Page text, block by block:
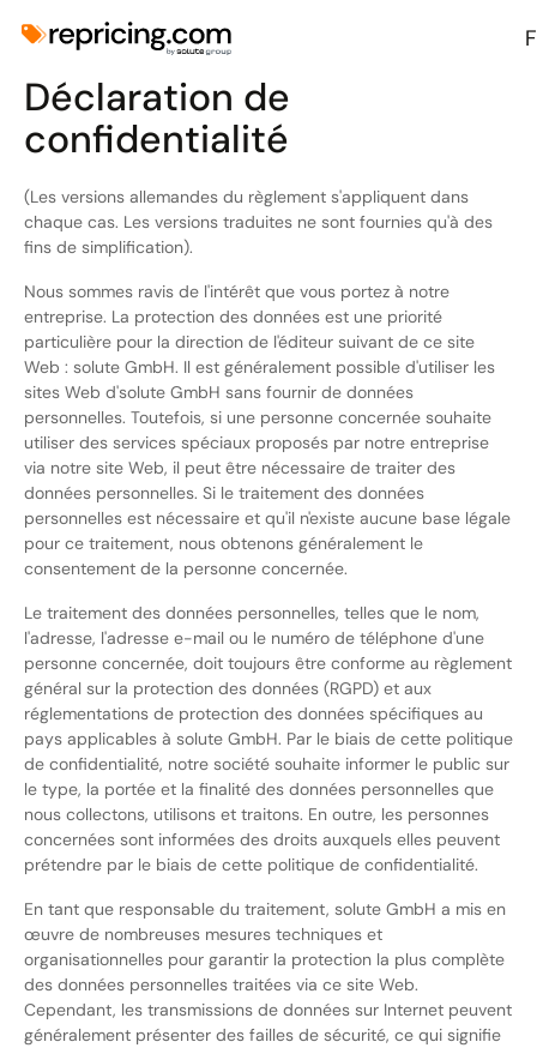
Déclaration de
confidentialité
(Les versions allemandes du règlement s'appliquent dans
chaque cas. Les versions traduites ne sont fournies qu'à des
fins de simplification).
Nous sommes ravis de l'intérêt que vous portez à notre
entreprise. La protection des données est une priorité
particulière pour la direction de l'éditeur suivant de ce site
Web : solute GmbH. Il est généralement possible d'utiliser les
sites Web d'solute GmbH sans fournir de données
personnelles. Toutefois, si une personne concernée souhaite
utiliser des services spéciaux proposés par notre entreprise
via notre site Web, il peut être nécessaire de traiter des
données personnelles. Si le traitement des données
personnelles est nécessaire et qu'il n'existe aucune base légale
pour ce traitement, nous obtenons généralement le
consentement de la personne concernée.
Le traitement des données personnelles, telles que le nom,
l'adresse, l'adresse e-mail ou le numéro de téléphone d'une
personne concernée, doit toujours être conforme au règlement
général sur la protection des données (RGPD) et aux
réglementations de protection des données spécifiques au
pays applicables à solute GmbH. Par le biais de cette politique
de confidentialité, notre société souhaite informer le public sur
le type, la portée et la finalité des données personnelles que
nous collectons, utilisons et traitons. En outre, les personnes
concernées sont informées des droits auxquels elles peuvent
prétendre par le biais de cette politique de confidentialité.
En tant que responsable du traitement, solute GmbH a mis en
œuvre de nombreuses mesures techniques et
organisationnelles pour garantir la protection la plus complète
des données personnelles traitées via ce site Web.
Cependant, les transmissions de données sur Internet peuvent
généralement présenter des failles de sécurité, ce qui signifie